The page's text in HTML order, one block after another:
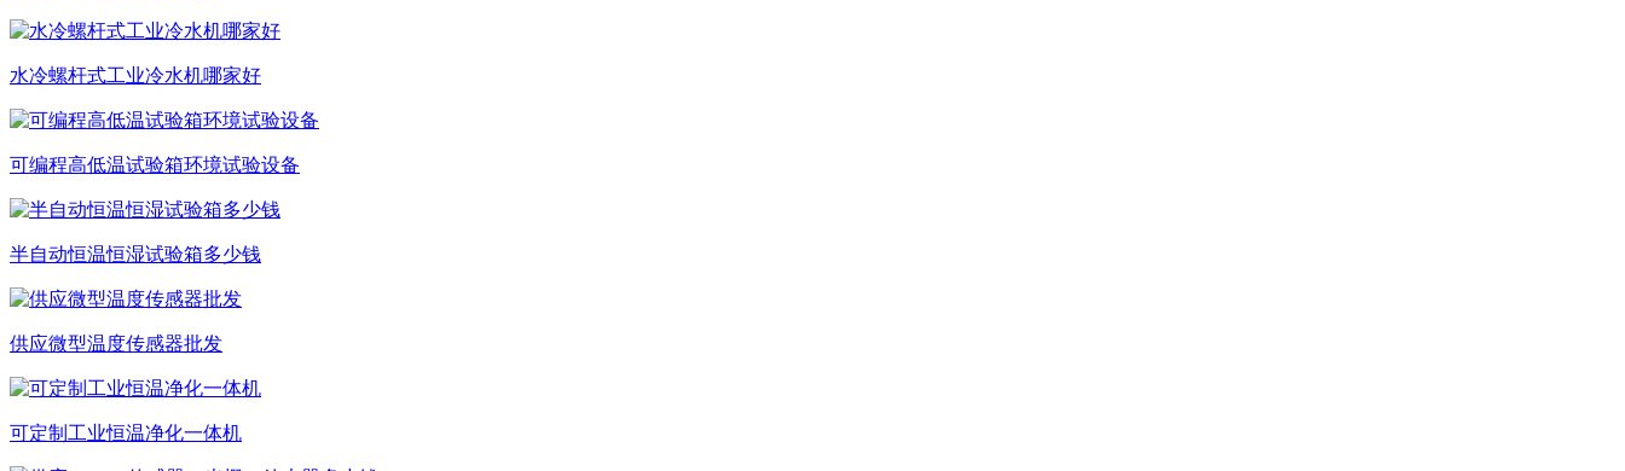
水冷螺杆式工业冷水机哪家好
可编程高低温试验箱环境试验设备
半自动恒温恒湿试验箱多少钱
供应微型温度传感器批发
可定制工业恒温净化一体机